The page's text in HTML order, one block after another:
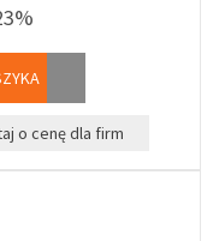
o cenę dla firm